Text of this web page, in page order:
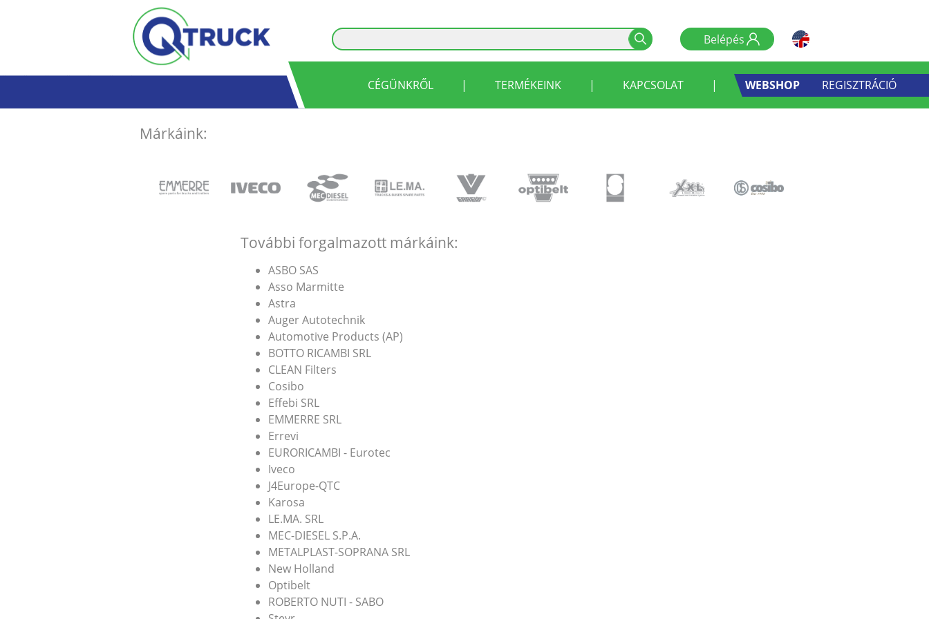
CÉGÜNKRŐL | TERMÉKEINK | KAPCSOLAT | WEBSHOP REGISZTRÁCIÓ
Márkáink:
További forgalmazott márkáink:
ASBO SAS
Asso Marmitte
Astra
Auger Autotechnik
Automotive Products (AP)
BOTTO RICAMBI SRL
CLEAN Filters
Cosibo
Effebi SRL
EMMERRE SRL
Errevi
EURORICAMBI - Eurotec
Iveco
J4Europe-QTC
Karosa
LE.MA. SRL
MEC-DIESEL S.P.A.
METALPLAST-SOPRANA SRL
New Holland
Optibelt
ROBERTO NUTI - SABO